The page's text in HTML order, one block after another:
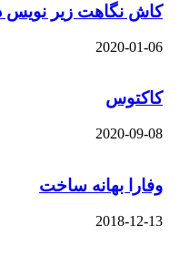
نگاهت زیر نویس
2020-
2020-
بهانه ساخت
2018-